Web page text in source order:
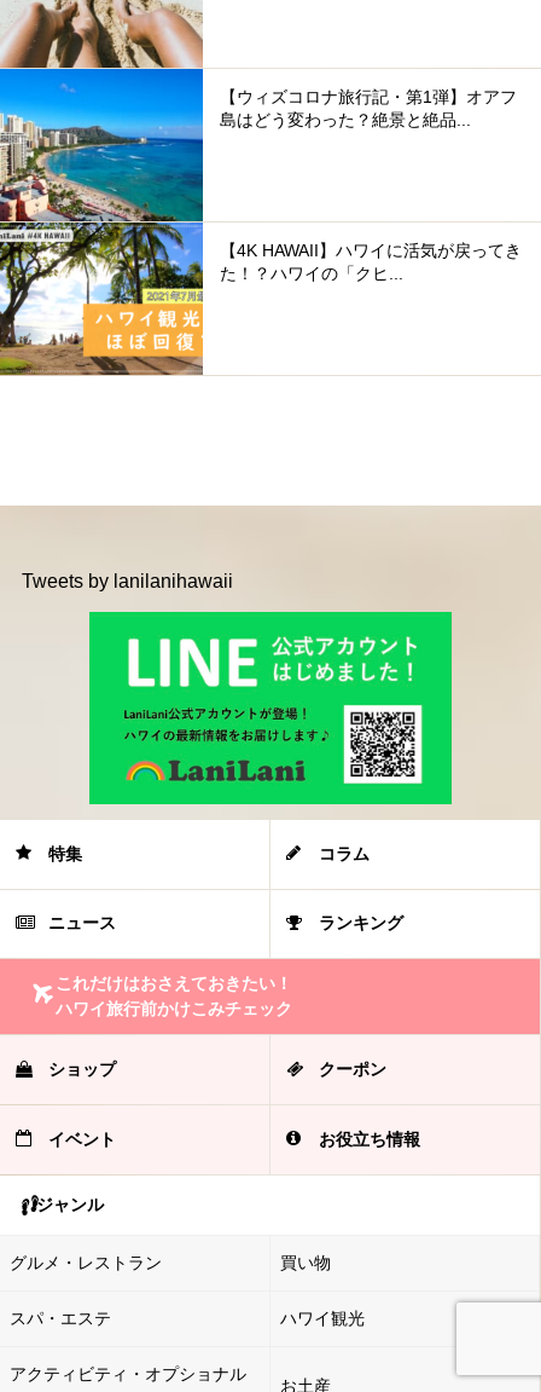
【ウィズコロナ旅行記・第1弾】オアフ
島はどう変わった？絶景と絶品...
【4K HAWAII】ハワイに活気が戻ってき
た！？ハワイの「クヒ...
Tweets by lanilanihawaii
特集 コラム
ニュース ランキング
これだけはおさえておきたい！
ハワイ旅行前かけこみチェック
ショップ クーポン
イベント お役立ち情報
ジャンル
グルメ・レストラン 買い物
スパ・エステ ハワイ観光
アクティビティ・オプショナル
お土産